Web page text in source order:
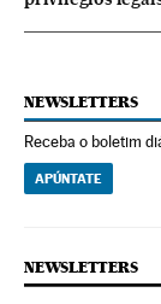
NEWSLETTERS
Receba o boletim
APÚNTATE
NEWSLETTERS